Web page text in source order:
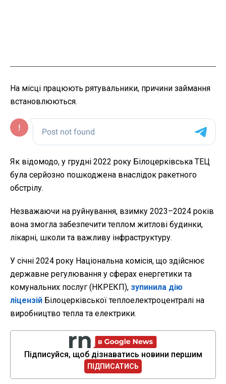
На місці працюють рятувальники, причини займання
встановлюються.
Як відомодо, у грудні 2022 року Білоцерківська ТЕЦ
була серйозно пошкоджена внаслідок ракетного
обстрілу.
Незважаючи на руйнування, взимку 2023–2024 років
вона змогла забезпечити теплом житлові будинки,
лікарні, школи та важливу інфраструктуру.
У січні 2024 року Національна комісія, що здійснює
державне регулювання у сферах енергетики та
комунальних послуг (НКРЕКП), зупинила дію
ліцензій Білоцерківської теплоелектроцентралі на
виробництво тепла та електрики.
Підписуйся, щоб дізнаватись новини першим
ПІДПИСАТИСЬ